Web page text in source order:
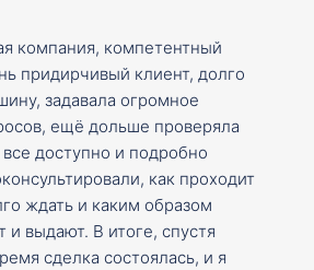
компания, компетентный
придирчивый клиент, долго
задавала огромное
ещё дольше проверяла
доступно и подробно
как проходит
ждать и каким образом
и выдают. В итоге, спустя
сделка состоялась, и я